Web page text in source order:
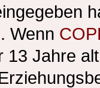
Wenn
13 Jahre